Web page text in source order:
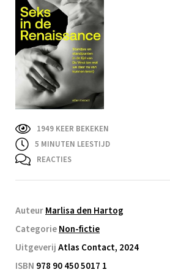
1949 KEER BEKEKEN
5 MINUTEN LEESTIJD
REACTIES
AuteurMarlisa den Hartog
CategorieNon-fictie
UitgeverijAtlas Contact, 2024
ISBN 978 90 450 5017 1